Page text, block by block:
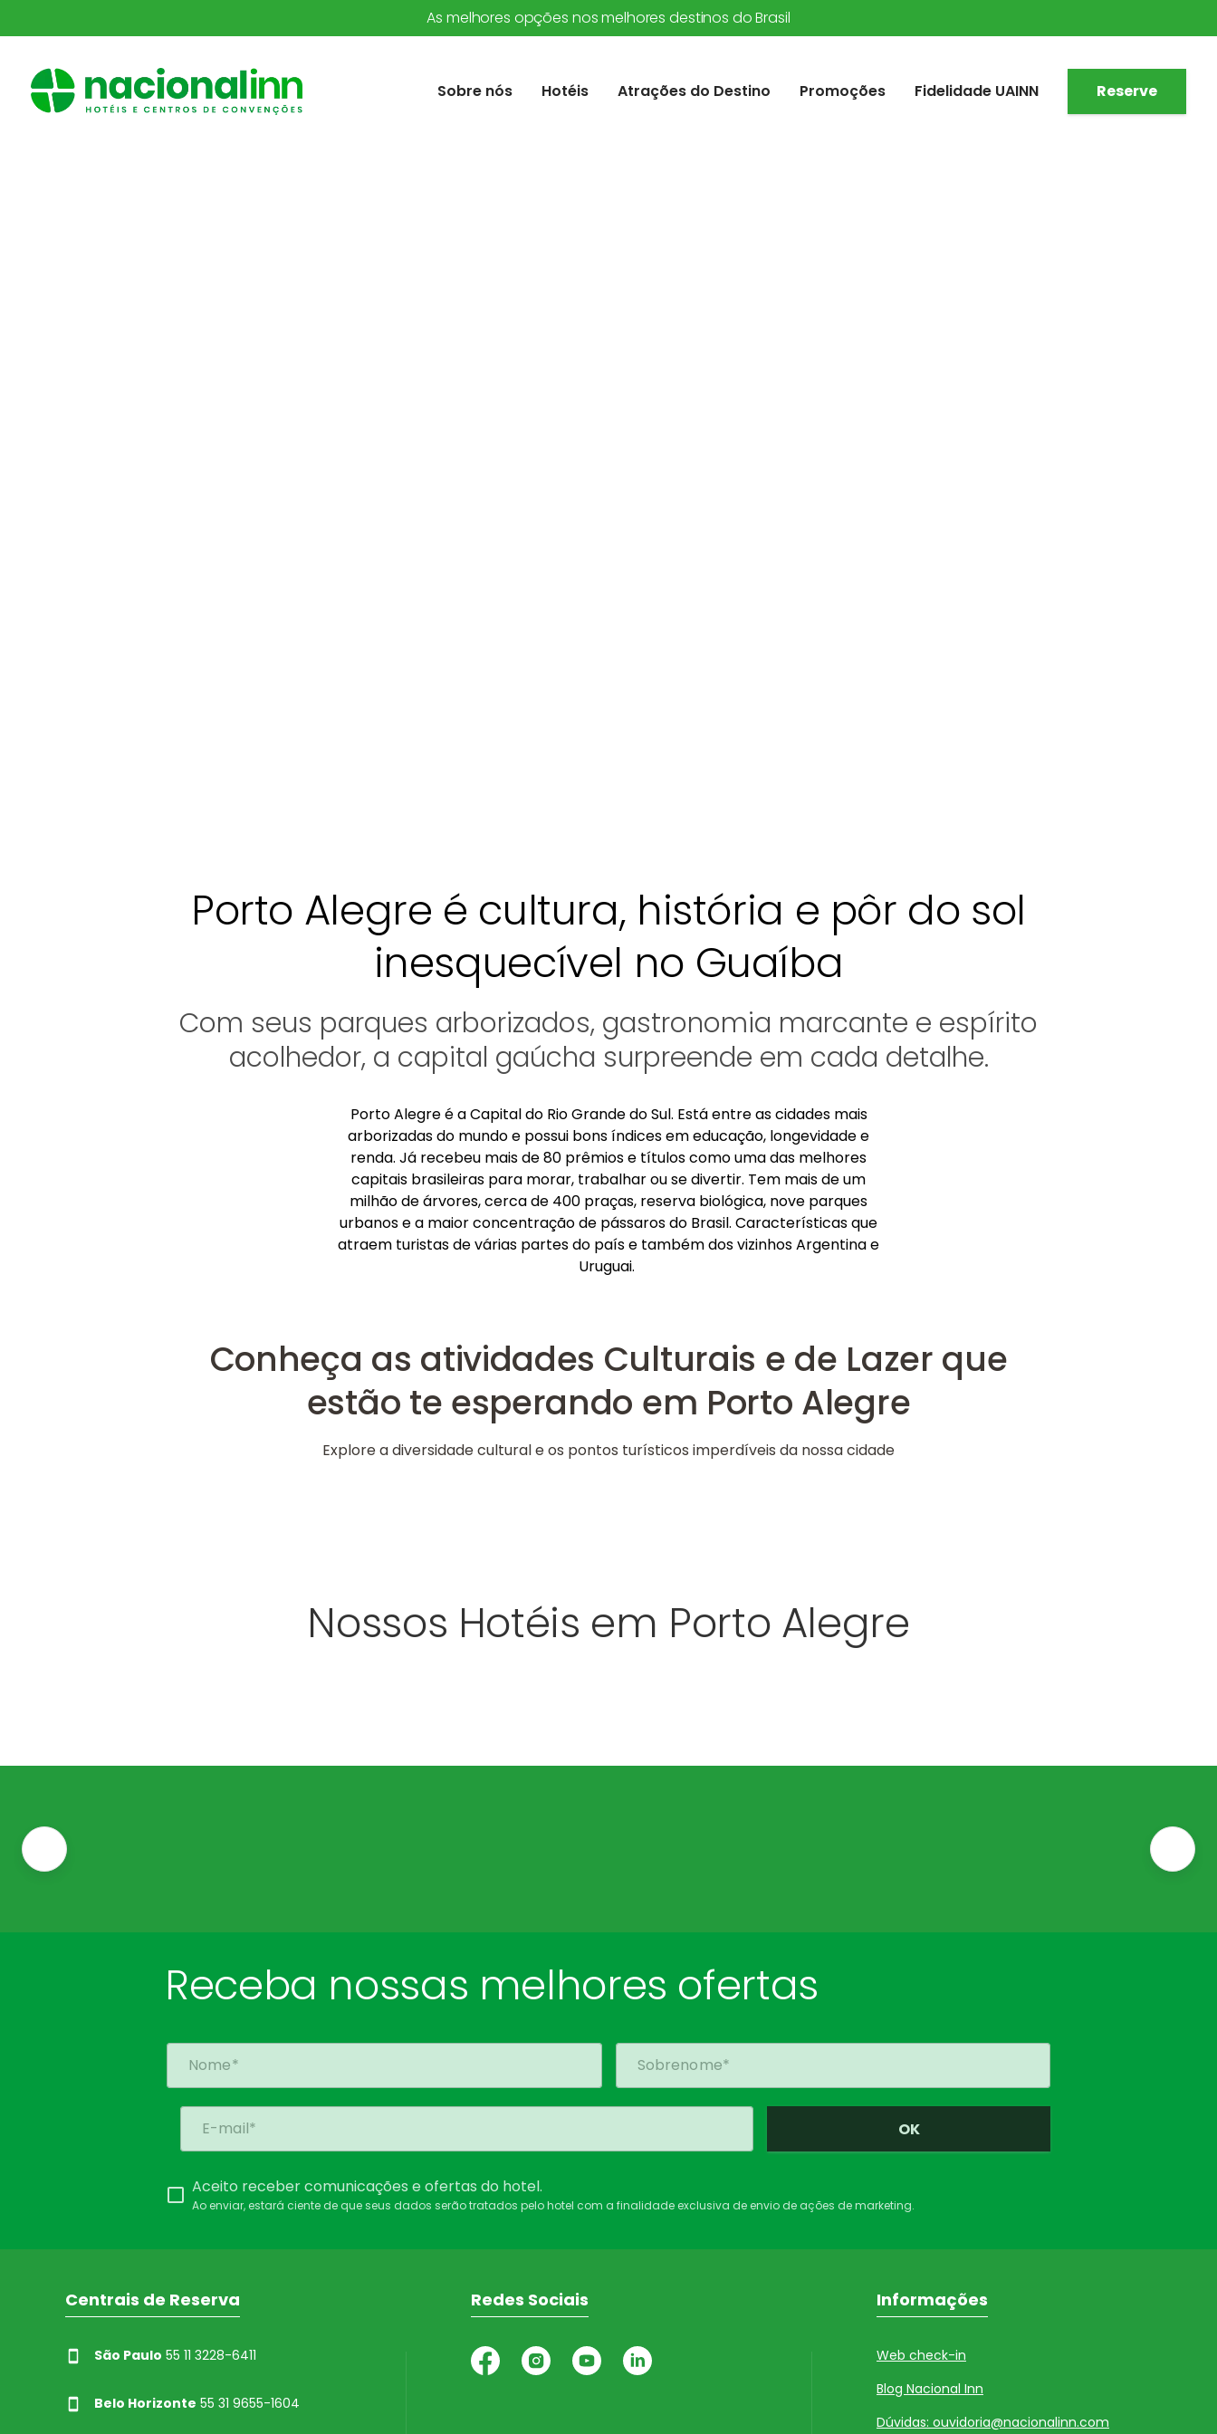
As melhores opções nos melhores destinos do Brasil
Sobre nós Hotéis Atrações do Destino Promoções Fidelidade UAINN Reserve
Porto Alegre é cultura, história e pôr do sol
inesquecível no Guaíba
Com seus parques arborizados, gastronomia marcante e espírito
acolhedor, a capital gaúcha surpreende em cada detalhe.
Porto Alegre é a Capital do Rio Grande do Sul. Está entre as cidades mais
arborizadas do mundo e possui bons índices em educação, longevidade e
renda. Já recebeu mais de 80 prêmios e títulos como uma das melhores
capitais brasileiras para morar, trabalhar ou se divertir. Tem mais de um
milhão de árvores, cerca de 400 praças, reserva biológica, nove parques
urbanos e a maior concentração de pássaros do Brasil. Características que
atraem turistas de várias partes do país e também dos vizinhos Argentina e
Uruguai.
Conheça as atividades Culturais e de Lazer que
estão te esperando em Porto Alegre
Explore a diversidade cultural e os pontos turísticos imperdíveis da nossa cidade
Nossos Hotéis em Porto Alegre
Receba nossas melhores ofertas
OK
Aceito receber comunicações e ofertas do hotel.
Ao enviar, estará ciente de que seus dados serão tratados pelo hotel com a finalidade exclusiva de envio de ações de marketing.
Centrais de Reserva
São Paulo 55 11 3228-6411
Belo Horizonte 55 31 9655-1604
Redes Sociais Informações
Web check-in
Blog Nacional Inn
Dúvidas: ouvidoria@nacionalinn.com